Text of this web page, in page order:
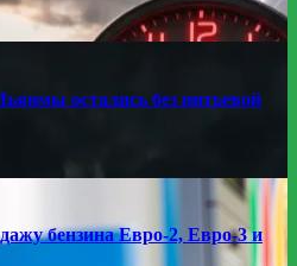
остались без питьевой
бензина Евро-2, Евро-3 и